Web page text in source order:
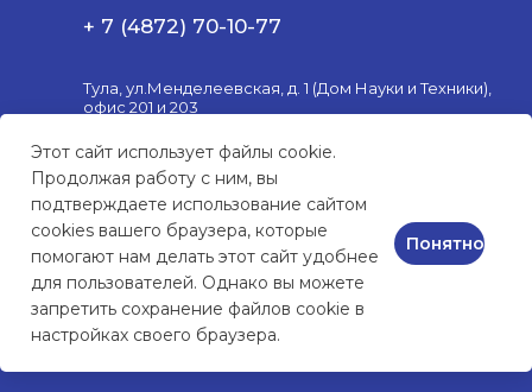
+ 7 (4872) 70-10-77
Тула, ул.Менделеевская, д. 1 (Дом Науки и Техники),
офис 201 и 203
market@3postulat.ru
КОМПЬЮТЕРНАЯ ТЕХНИКА
и сервисное обслуживание
Этот сайт использует файлы cookie.
Продолжая работу с ним, вы
подтверждаете использование сайтом
cookies вашего браузера, которые
помогают нам делать этот сайт удобнее
для пользователей. Однако вы можете
запретить сохранение файлов cookie в
настройках своего браузера.
Понятно